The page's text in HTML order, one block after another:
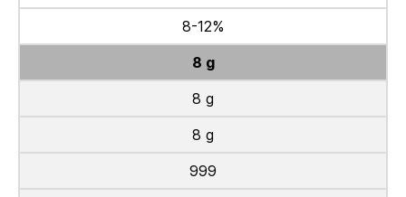
8-12%
8 g
8 g
8 g
999